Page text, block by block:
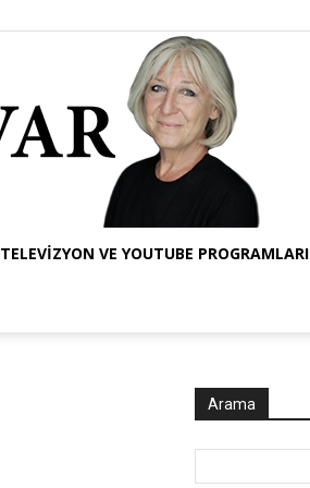
TELEVIZYON VE YOUTUBE PROGRAMLARI
Arama